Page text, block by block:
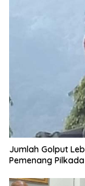
Jumlah Golput
Pemenang